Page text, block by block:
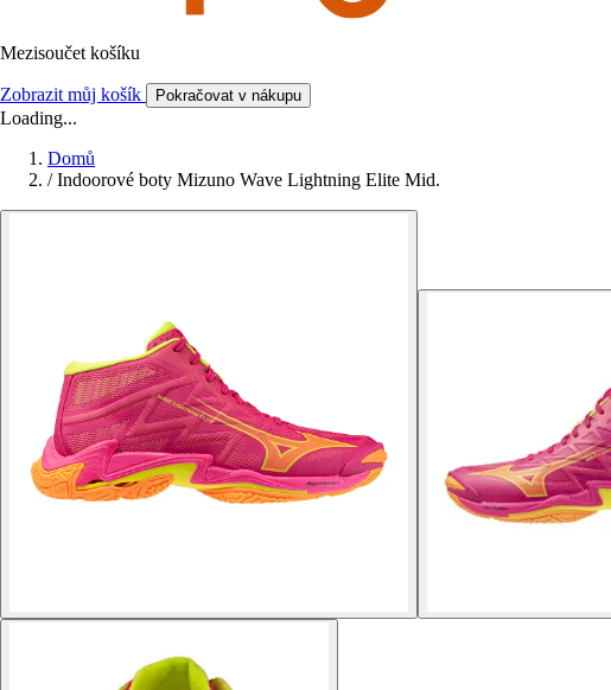
Mezisoučet košíku
Zobrazit můj košík Pokračovat v nákupu
Loading...
Domů
/ Indoorové boty Mizuno Wave Lightning Elite Mid.